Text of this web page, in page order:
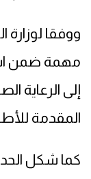
ووفقا
مهمة ضمن
إلى الرعاية
المقدمة
كما شكل